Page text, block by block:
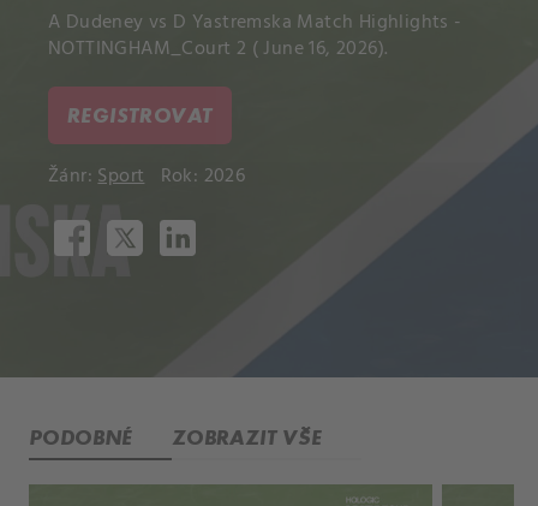
A Dudeney vs D Yastremska Match Highlights -
NOTTINGHAM_Court 2 ( June 16, 2026).
REGISTROVAT
Žánr:Sport Rok: 2026
PODOBNÉ ZOBRAZIT VŠE